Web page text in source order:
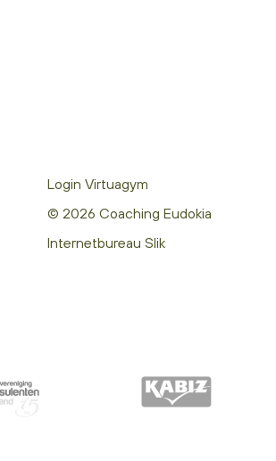
Login Virtuagym
© 2026 Coaching Eudokia
Internetbureau Slik